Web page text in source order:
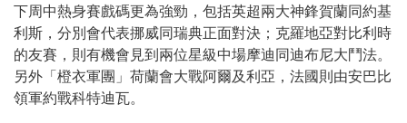
下周中熱身賽戲碼更為強勁，包括英超兩大神鋒賀蘭同約基
利斯，分別會代表挪威同瑞典正面對決；克羅地亞對比利時
的友賽，則有機會見到兩位星級中場摩迪同迪布尼大鬥法。
另外「橙衣軍團」荷蘭會大戰阿爾及利亞，法國則由安巴比
領軍約戰科特迪瓦。